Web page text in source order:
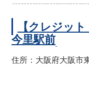
【クレジッ
今里駅前
住所：大阪府大阪市